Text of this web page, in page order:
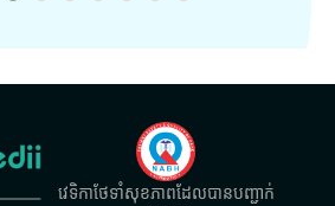
វេទិកាថែទាំសុខភាពដែលបានបញ្ជាក់